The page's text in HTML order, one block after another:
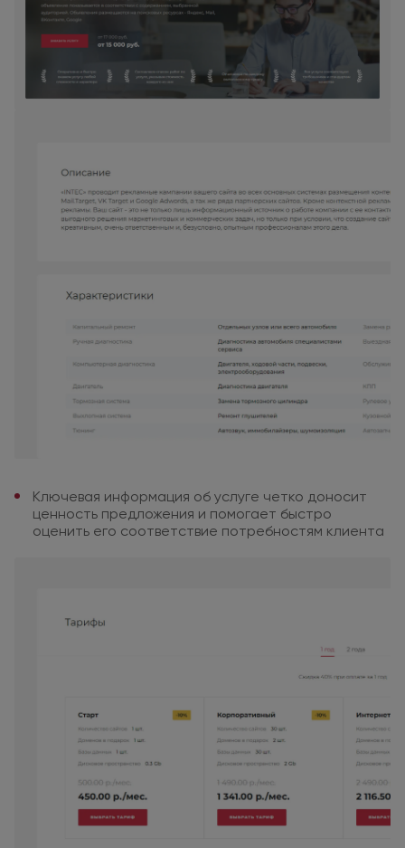
Ключевая информация об услуге четко доносит
ценность предложения и помогает быстро
оценить его соответствие потребностям клиента